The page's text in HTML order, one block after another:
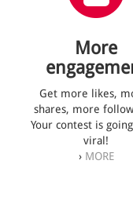
More
Get more likes,
shares, more
Your contest is
viral!
› MORE